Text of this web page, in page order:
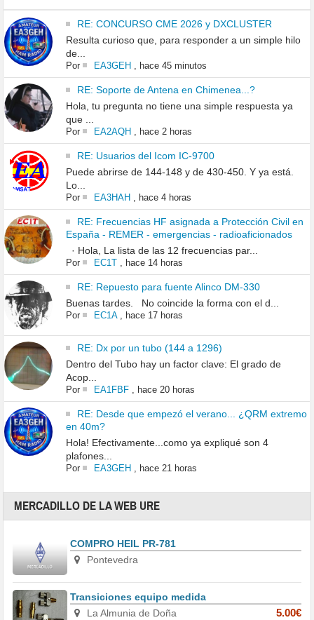
RE: CONCURSO CME 2026 y DXCLUSTER
Resulta curioso que, para responder a un simple hilo
de...
Por EA3GEH, hace 45 minutos
RE: Soporte de Antena en Chimenea...?
Hola, tu pregunta no tiene una simple respuesta ya
que ...
Por EA2AQH, hace 2 horas
RE: Usuarios del Icom IC-9700
Puede abrirse de 144-148 y de 430-450. Y ya está.
Lo...
Por EA3HAH, hace 4 horas
RE: Frecuencias HF asignada a Protección Civil en
España - REMER - emergencias - radioaficionados
· Hola, La lista de las 12 frecuencias par...
Por EC1T, hace 14 horas
RE: Repuesto para fuente Alinco DM-330
Buenas tardes. No coincide la forma con el d...
Por EC1A, hace 17 horas
RE: Dx por un tubo (144 a 1296)
Dentro del Tubo hay un factor clave: El grado de
Acop...
Por EA1FBF, hace 20 horas
RE: Desde que empezó el verano... ¿QRM extremo
en 40m?
Hola! Efectivamente...como ya expliqué son 4
plafones...
Por EA3GEH , hace 21 horas
MERCADILLO DE LA WEB URE
COMPRO HEIL PR-781
Pontevedra
Transiciones equipo medida
La Almunia de Doña
5.00€